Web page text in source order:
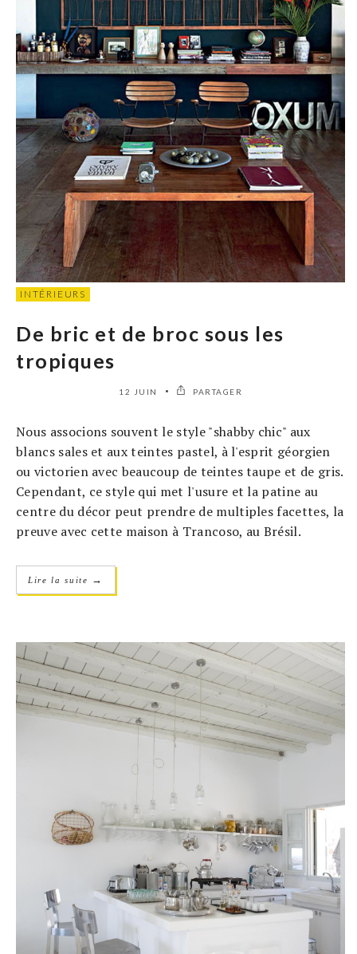
INTÉRIEURS
De bric et de broc sous les
tropiques
12 JUIN PARTAGER
Nous associons souvent le style "shabby chic" aux
blancs sales et aux teintes pastel, à l'esprit géorgien
ou victorien avec beaucoup de teintes taupe et de gris.
Cependant, ce style qui met l'usure et la patine au
centre du décor peut prendre de multiples facettes, la
preuve avec cette maison à Trancoso, au Brésil.
Lire la suite →